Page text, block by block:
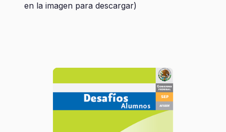
en la imagen para descargar)